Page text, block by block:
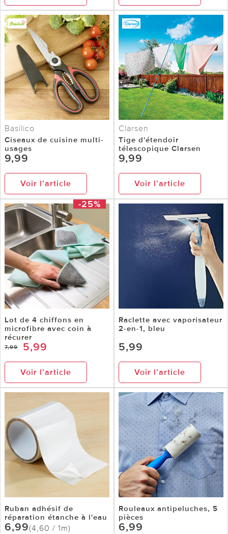
Basilico
Ciseaux de cuisine multi-
usages
9,99
Voir l’article
Clarsen
Tige d'étendoir
télescopique Clarsen
9,99
Voir l’article
-25%
Lot de 4 chiffons en
microfibre avec coin à
récurer
7,99 5,99
Voir l’article
Raclette avec vaporisateur
2-en-1, bleu
5,99
Voir l’article
Ruban adhésif de
réparation étanche à l'eau
6,99(4,60 / 1m)
Rouleaux antipeluches, 5
pièces
6,99